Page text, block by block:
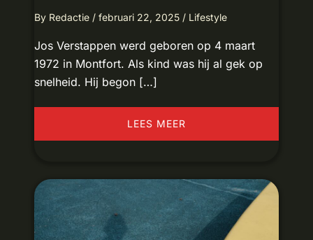
By Redactie / februari 22, 2025 / Lifestyle
Jos Verstappen werd geboren op 4 maart
1972 in Montfort. Als kind was hij al gek op
snelheid. Hij begon […]
LEES MEER